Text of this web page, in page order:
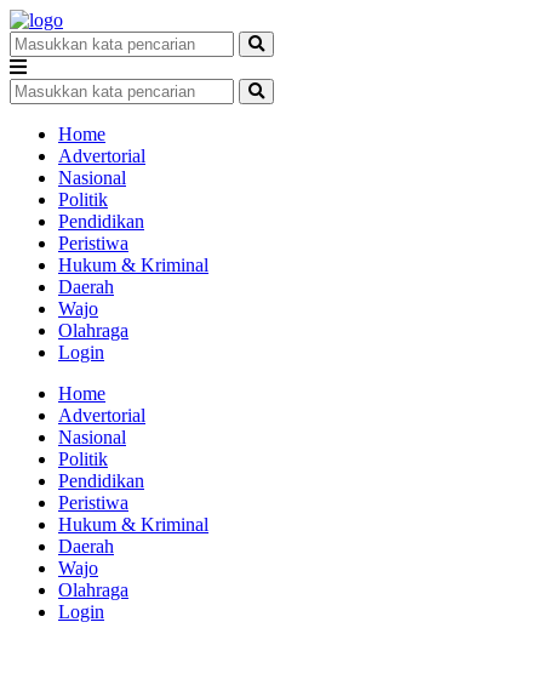
Home
Advertorial
Nasional
Politik
Pendidikan
Peristiwa
Hukum & Kriminal
Daerah
Wajo
Olahraga
Login
Home
Advertorial
Nasional
Politik
Pendidikan
Peristiwa
Hukum & Kriminal
Daerah
Wajo
Olahraga
Login